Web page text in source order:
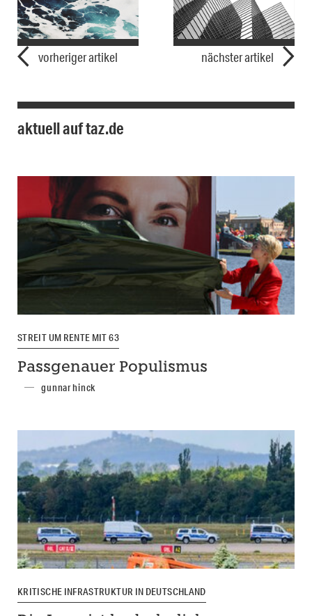
vorheriger artikel nächster artikel
aktuell auf taz.de
STREIT UM RENTE MIT 63
Passgenauer Populismus
gunnar hinck
KRITISCHE INFRASTRUKTUR IN DEUTSCHLAND